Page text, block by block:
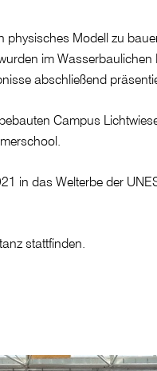
Modell zu
im
abschließend
Campus
in das Welterbe der
stattfinden.